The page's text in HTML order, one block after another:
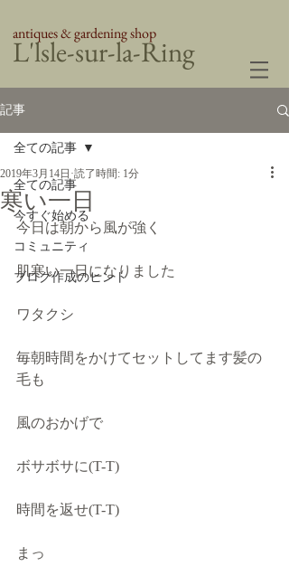
​L'lsle-sur-la-Ring
antiques & gardening shop
記事
全ての記事
今すぐ始める
コミュニティ
ブログ作成のヒント
全ての記事
寒い一日
2019年3月14日 読了時間: 1分
今日は朝から風が強く
肌寒い一日になりました
ワタクシ
毎朝時間をかけてセットしてます髪の
毛も
風のおかげで
ボサボサに(T-T)
時間を返せ(T-T)
まっ